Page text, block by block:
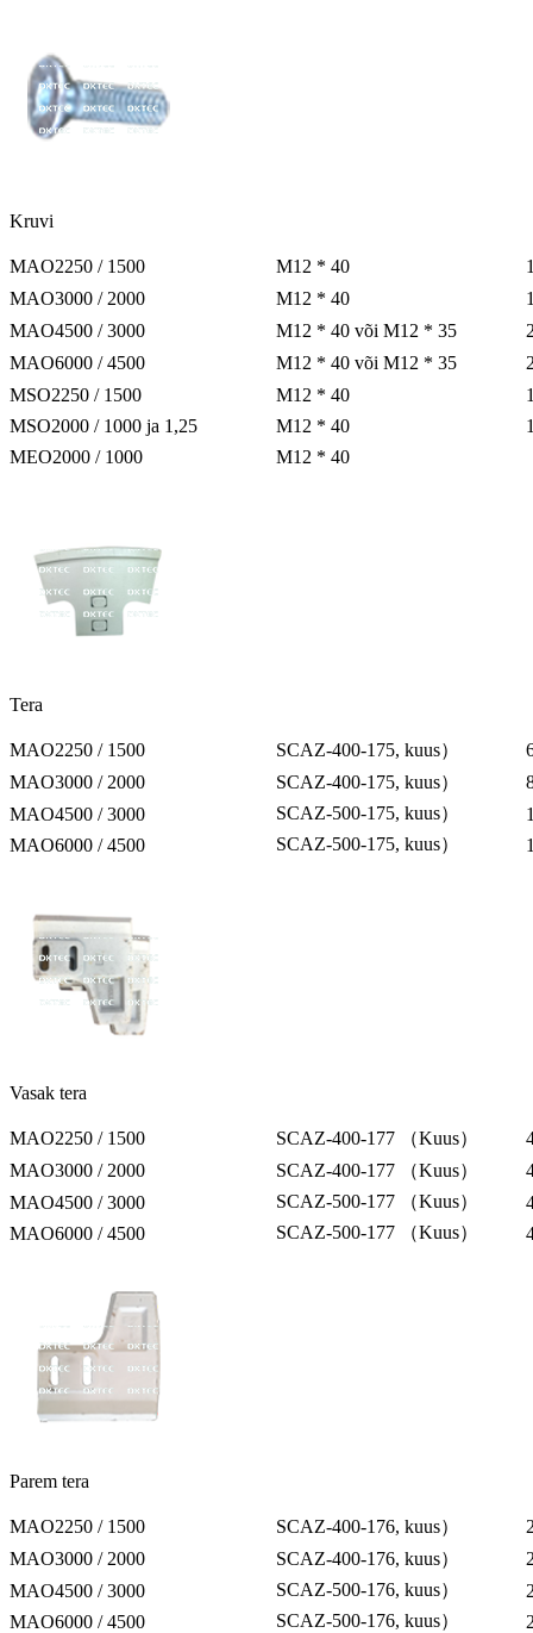
Kruvi
MAO2250 / 1500 M12 * 40
MAO3000 / 2000
M12 * 40
MAO4500 / 3000
M12 * 40 või M12 * 35
MAO6000 / 4500
M12 * 40 või M12 * 35
MSO2250 / 1500
M12 * 40
MSO2000 / 1000 ja 1,25
M12 * 40
MEO2000 / 1000
M12 * 40
Tera
MAO2250 / 1500 SCAZ-400-175, kuus）
MAO3000 / 2000
SCAZ-400-175, kuus）
MAO4500 / 3000
SCAZ-500-175, kuus）
MAO6000 / 4500
SCAZ-500-175, kuus）
Vasak tera
MAO2250 / 1500 SCAZ-400-177 （Kuus）
MAO3000 / 2000
SCAZ-400-177 （Kuus）
MAO4500 / 3000
SCAZ-500-177 （Kuus）
MAO6000 / 4500
SCAZ-500-177 （Kuus）
Parem tera
MAO2250 / 1500 SCAZ-400-176, kuus）
MAO3000 / 2000
SCAZ-400-176, kuus）
MAO4500 / 3000
SCAZ-500-176, kuus）
MAO6000 / 4500
SCAZ-500-176, kuus）